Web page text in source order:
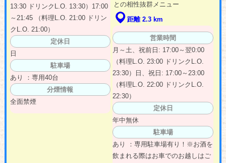
13:30 ドリンクL.O. 13:30）17:00
～21:45 （料理L.O. 21:00 ドリン
クL.O. 21:00）
定休日
日
駐車場
あり ：専用40台
分煙情報
全面禁煙
との相性抜群メニュー
距離 2.3 km
営業時間
月～土、祝前日: 17:00～翌0:00
（料理L.O. 23:00 ドリンクL.O.
23:30）日、祝日: 17:00～23:00
（料理L.O. 22:00 ドリンクL.O.
22:30）
定休日
年中無休
駐車場
あり ：専用駐車場有り！※お酒を
飲まれる際はお車でのお越しはご